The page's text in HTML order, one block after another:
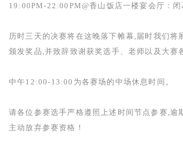
19:00PM-22:00PM@香山饭店一楼宴会厅：闭
历时三天的决赛将在这晚落下帷幕,届时我们将
颁发奖品,并致辞致谢获奖选手、老师以及大赛
中午12:00-13:00 为各赛场的中场休息时间。
请各位参赛选手严格遵照上述时间节点参赛,逾
主动放弃参赛资格！